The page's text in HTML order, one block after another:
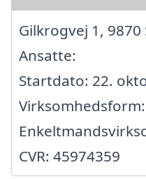
Gilkrogvej 1, 9870
Ansatte:
Startdato: 22.
Virksomhedsform:
CVR: 45974359